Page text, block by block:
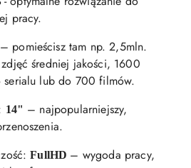
pracy.
– pomieścisz tam np. 2,5mln.
średniej jakości, 1600
lub do 700 filmów.
14" – najpopularniejszy,
FullHD – wygoda pracy,